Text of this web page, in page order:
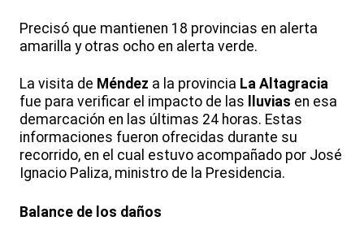
Precisó que mantienen 18 provincias en alerta
amarilla y otras ocho en alerta verde.
La visita de Méndez a la provincia La Altagracia
fue para verificar el impacto de las
lluvias en esa
demarcación en las últimas 24 horas. Estas
informaciones fueron ofrecidas durante su
recorrido, en el cual estuvo acompañado por José
Ignacio Paliza, ministro de la Presidencia.
Balance de los daños